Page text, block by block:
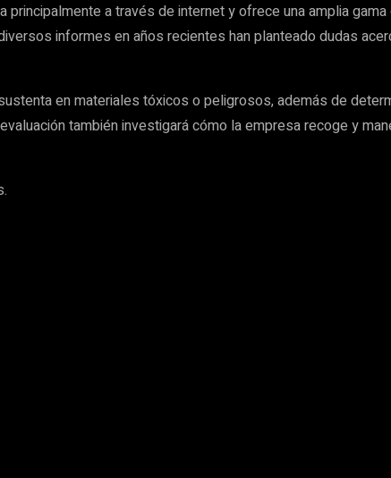
a través de internet y ofrece una amplia
informes en años recientes han planteado dudas
en materiales tóxicos o peligrosos, además de
también investigará cómo la empresa recoge y